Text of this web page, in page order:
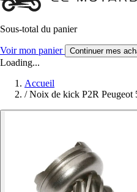
Sous-total du panier
Voir mon panier Continuer mes
Loading...
Accueil
/ Noix de kick P2R